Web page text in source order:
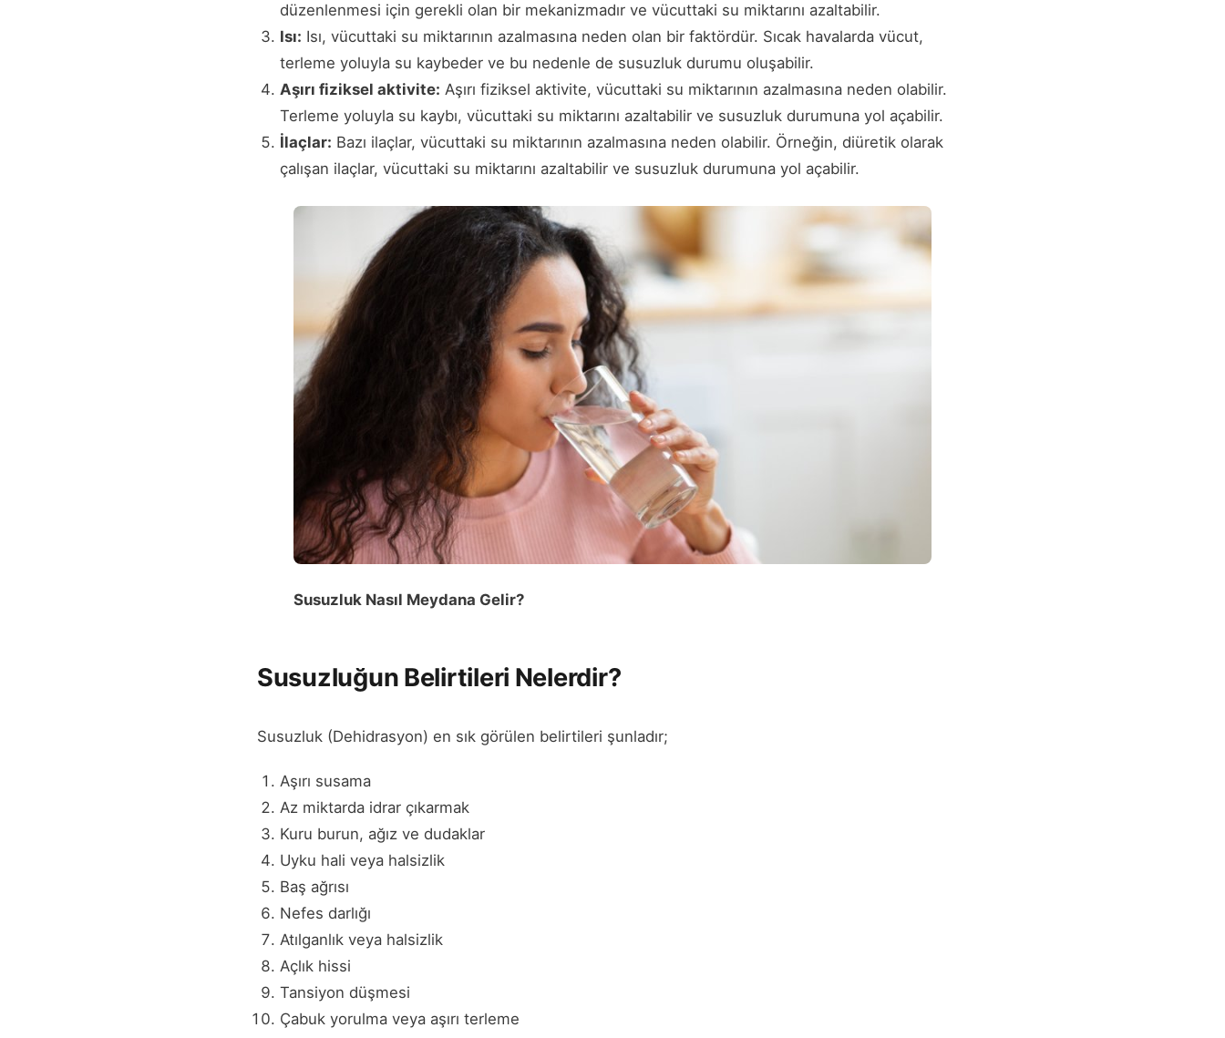
düzenlenmesi için gerekli olan bir mekanizmadır ve vücuttaki su miktarını azaltabilir.
Isı: Isı, vücuttaki su miktarının azalmasına neden olan bir faktördür. Sıcak havalarda vücut,
terleme yoluyla su kaybeder ve bu nedenle de susuzluk durumu oluşabilir.
Aşırı fiziksel aktivite: Aşırı fiziksel aktivite, vücuttaki su miktarının azalmasına neden olabilir.
Terleme yoluyla su kaybı, vücuttaki su miktarını azaltabilir ve susuzluk durumuna yol açabilir.
İlaçlar: Bazı ilaçlar, vücuttaki su miktarının azalmasına neden olabilir. Örneğin, diüretik olarak
çalışan ilaçlar, vücuttaki su miktarını azaltabilir ve susuzluk durumuna yol açabilir.
Susuzluk Nasıl Meydana Gelir?
Susuzluğun Belirtileri Nelerdir?
Susuzluk (Dehidrasyon) en sık görülen belirtileri şunladır;
Aşırı susama
Az miktarda idrar çıkarmak
Kuru burun, ağız ve dudaklar
Uyku hali veya halsizlik
Baş ağrısı
Nefes darlığı
Atılganlık veya halsizlik
Açlık hissi
Tansiyon düşmesi
Çabuk yorulma veya aşırı terleme